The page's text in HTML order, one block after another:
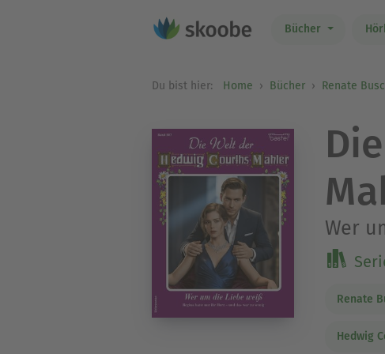
Bücher
Du bist hier: Home Bücher Renate
Wer
Renate
Hedwig